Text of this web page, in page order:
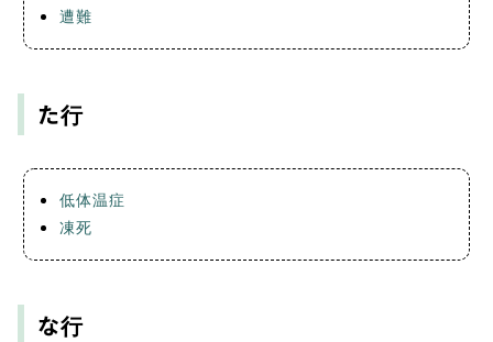
遭難
た行
低体温症
凍死
な行